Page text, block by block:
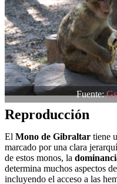
Fuente:
Reproducción
El Mono de Gibraltar tiene
marcado por una clara
de estos monos, la
determina muchos aspectos
incluyendo el acceso a las